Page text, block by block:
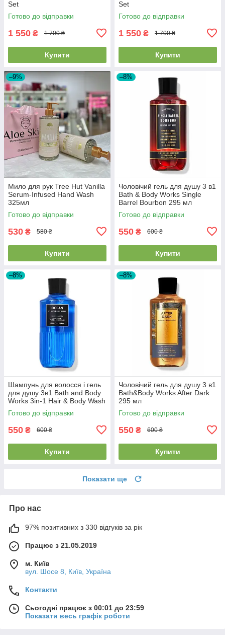
Set
Готово до відправки
1 550 ₴ 1 700 ₴
Купити
Set
Готово до відправки
1 550 ₴ 1 700 ₴
Купити
–9%
Мило для рук Tree Hut Vanilla
Serum-Infused Hand Wash
325мл
Готово до відправки
530 ₴ 580 ₴
Купити
–8%
Чоловічий гель для душу 3 в1
Bath & Body Works Single
Barrel Bourbon 295 мл
Готово до відправки
550 ₴ 600 ₴
Купити
–8%
Шампунь для волосся і гель
для душу 3в1 Bath and Body
Works 3in-1 Hair & Body Wash
Ocean
Готово до відправки
550 ₴ 600 ₴
Купити
–8%
Чоловічий гель для душу 3 в1
Bath&Body Works After Dark
295 мл
Готово до відправки
550 ₴ 600 ₴
Купити
Показати ще
Про нас
97% позитивних з 330 відгуків за рік
Працює з 21.05.2019
м. Київ
вул. Шосе 8, Київ, Україна
Контакти
Сьогодні працює з 00:01 до 23:59
Показати весь графік роботи